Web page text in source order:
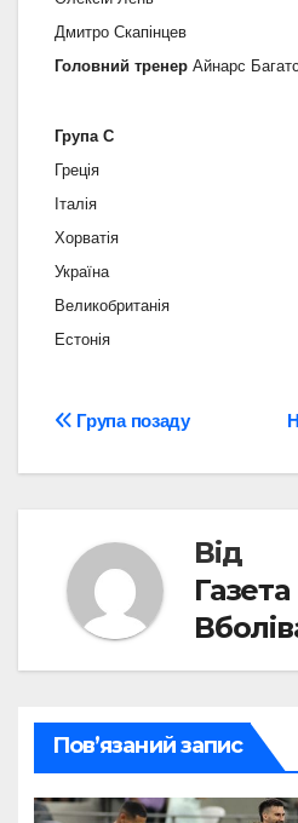
Дмитро Скапінцев
Головний тренер Айнарс
Група C
Греція
Італія
Хорватія
Україна
Великобританія
Естонія
Навігація
записів
Група позаду
Від
Газета
Пов’язаний запис